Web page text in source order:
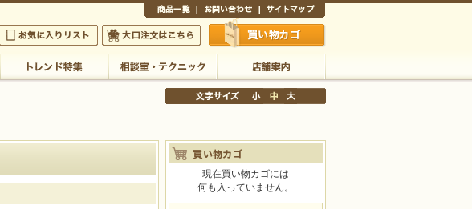
当店が負担いたします
お気に入りリスト 大口注文はこちら 買い物かご
店舗案内
現在買い物カゴには
何も入っていません。